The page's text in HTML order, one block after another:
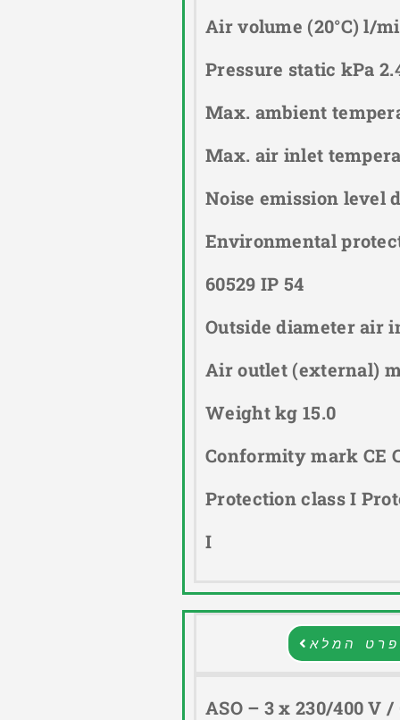
Air volume (20°C) l/
Pressure static kPa
Max. ambient
Max. air inlet
Noise emission level
Environmental
60529 IP 54
Outside diameter air
Air outlet (external)
Weight kg 15.0
Conformity mark CE
Protection class I
I
המלא
ASO – 3 x 230/400 V /